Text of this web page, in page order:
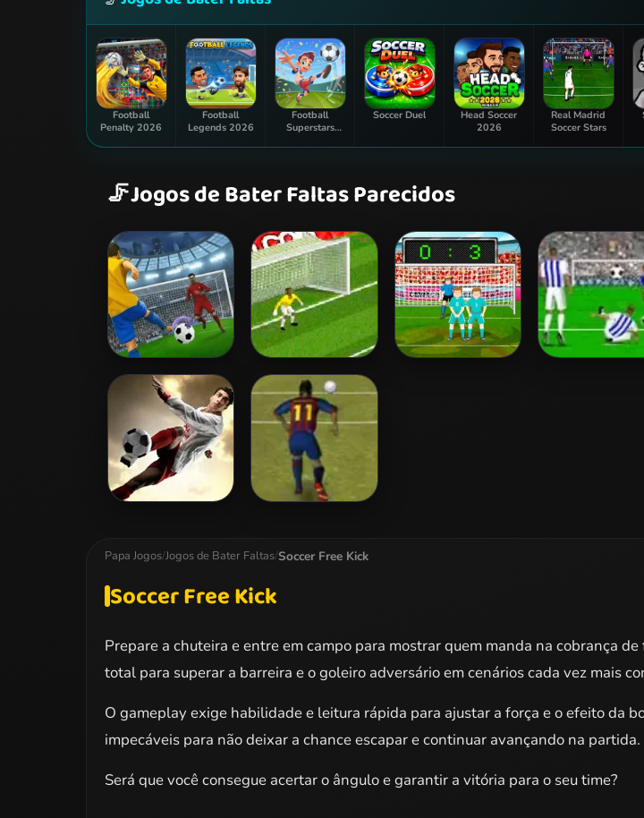
Football
Penalty 2026
Football
Legends 2026
Football
Superstars
Soccer Duel
Head Soccer
2026
Real Madrid
Soccer Stars
🦵Jogos de Bater Faltas Parecidos
Ultimate Football
League 2026
Addicta Kicks
Star
Papa Jogos/Jogos de Bater Faltas/Soccer Free Kick
Soccer Free Kick
Prepare a chuteira e entre em campo para mostrar quem manda na cobrança
total para superar a barreira e o goleiro adversário em cenários cada vez mais
O gameplay exige habilidade e leitura rápida para ajustar a força e o efeito da
impecáveis para não deixar a chance escapar e continuar avançando na partida.
Será que você consegue acertar o ângulo e garantir a vitória para o seu time?